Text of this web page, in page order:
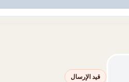
قيد الإرسال